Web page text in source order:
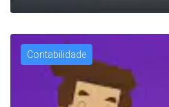
LEIA MAIS
Contabilidade